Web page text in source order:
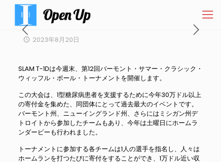
2023年8月20日
SLAM T-1Dは今週末、第12回バーモント・サマー・クラシック・
ウィッフル・ボール・トーナメントを開催します。
この大会は、1型糖尿病患者を支援するために今年30万ドル以上
の寄付金を集めた、同団体にとって過去最大のイベントです。
バーモント州、ニューイングランド州、さらにはミシガン州デ
トロイトから参加したチームもあり、今年は土曜日にホームラ
ンダービーも行われました。
トーナメントに参加する各チームは1人の選手を指名し、人々は
ホームランを打つたびに寄付をすることができ、1万ドル近い収